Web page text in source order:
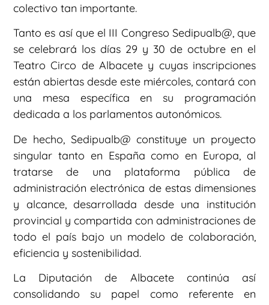
colectivo tan importante.
Tanto es así que el III Congreso Sedipualb@, que
se celebrará los días 29 y 30 de octubre en el
Teatro Circo de Albacete y cuyas inscripciones
están abiertas desde este miércoles, contará con
una mesa específica en su programación
dedicada a los parlamentos autonómicos.
De hecho, Sedipualb@ constituye un proyecto
singular tanto en España como en Europa, al
tratarse de una plataforma pública de
administración electrónica de estas dimensiones
y alcance, desarrollada desde una institución
provincial y compartida con administraciones de
todo el país bajo un modelo de colaboración,
eficiencia y sostenibilidad.
La Diputación de Albacete continúa así
consolidando su papel como referente en